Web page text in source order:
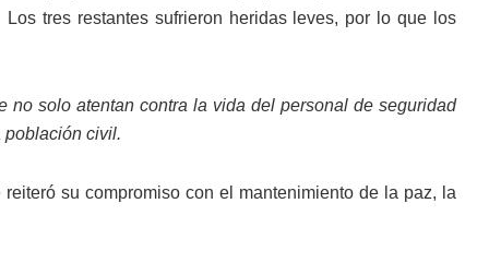
tres restantes sufrieron heridas leves, por lo que los
no solo atentan contra la vida del personal de seguridad
población civil.
su compromiso con el mantenimiento de la paz, la